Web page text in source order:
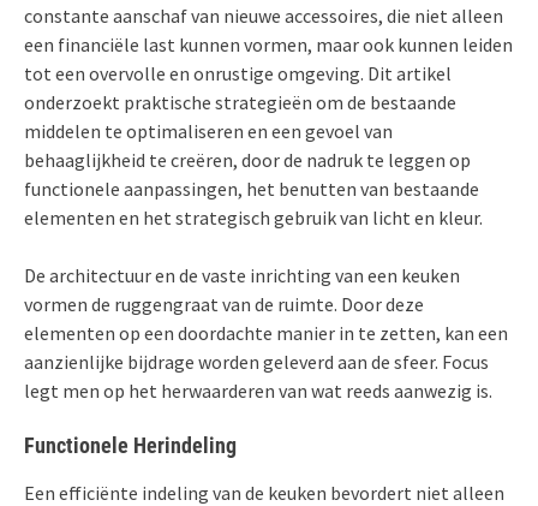
constante aanschaf van nieuwe accessoires, die niet alleen
een financiële last kunnen vormen, maar ook kunnen leiden
tot een overvolle en onrustige omgeving. Dit artikel
onderzoekt praktische strategieën om de bestaande
middelen te optimaliseren en een gevoel van
behaaglijkheid te creëren, door de nadruk te leggen op
functionele aanpassingen, het benutten van bestaande
elementen en het strategisch gebruik van licht en kleur.
De architectuur en de vaste inrichting van een keuken
vormen de ruggengraat van de ruimte. Door deze
elementen op een doordachte manier in te zetten, kan een
aanzienlijke bijdrage worden geleverd aan de sfeer. Focus
legt men op het herwaarderen van wat reeds aanwezig is.
Functionele Herindeling
Een efficiënte indeling van de keuken bevordert niet alleen